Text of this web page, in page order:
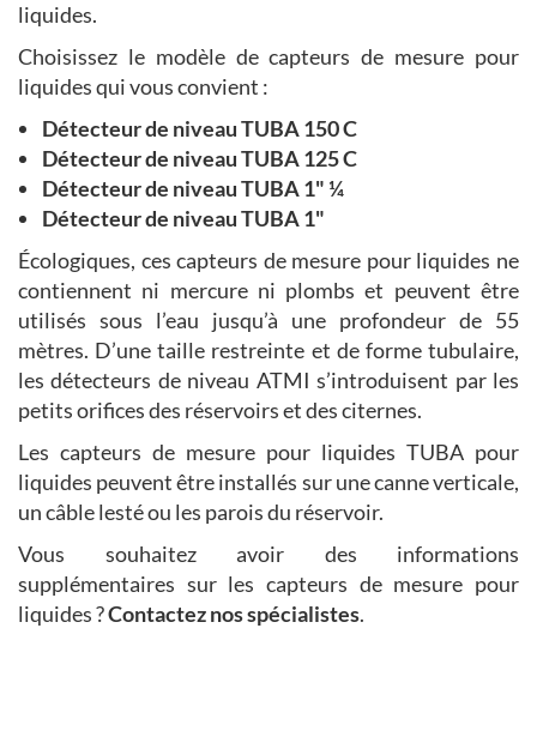
liquides.
Choisissez le modèle de capteurs de mesure pour
liquides qui vous convient :
Détecteur de niveau TUBA 150 C
Détecteur de niveau TUBA 125 C
Détecteur de niveau TUBA 1" ¼
Détecteur de niveau TUBA 1"
Écologiques, ces capteurs de mesure pour liquides ne
contiennent ni mercure ni plombs et peuvent être
utilisés sous l’eau jusqu’à une profondeur de 55
mètres. D’une taille restreinte et de forme tubulaire,
les détecteurs de niveau ATMI s’introduisent par les
petits orifices des réservoirs et des citernes.
Les capteurs de mesure pour liquides TUBA pour
liquides peuvent être installés sur une canne verticale,
un câble lesté ou les parois du réservoir.
Vous souhaitez avoir des informations
supplémentaires sur les capteurs de mesure pour
liquides ?Contactez nos spécialistes.